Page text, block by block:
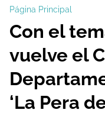
Página Principal
Con el
vuelve el
‘La Pera